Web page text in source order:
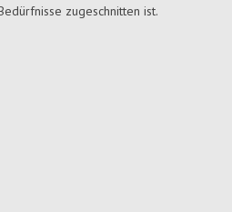
zugeschnitten ist.